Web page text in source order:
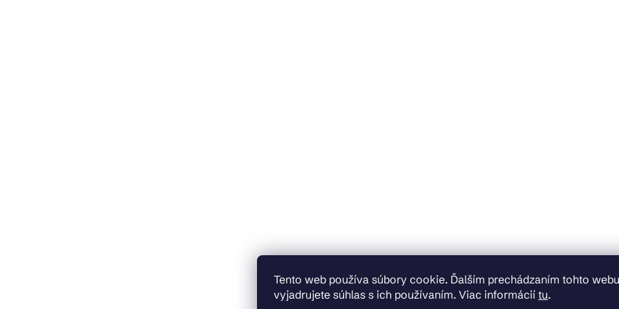
Tento web používa súbory cookie. Ďalším prechádzaním tohto webu
vyjadrujete súhlas s ich používaním. Viac informácií tu.